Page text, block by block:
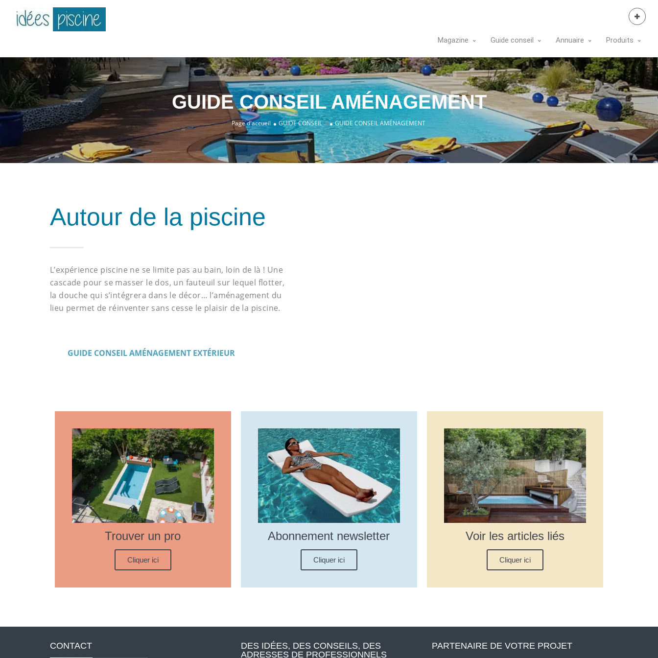
Magazine Guide conseil Annuaire Produits
GUIDE CONSEIL AMÉNAGEMENT
Page d'accueil GUIDE CONSEIL» GUIDE CONSEIL AMÉNAGEMENT
Autour de la piscine
L’expérience piscine ne se limite pas au bain, loin de là ! Une
cascade pour se masser le dos, un fauteuil sur lequel flotter,
la douche qui s’intégrera dans le décor… l’aménagement du
lieu permet de réinventer sans cesse le plaisir de la piscine.
GUIDE CONSEIL AMÉNAGEMENT EXTÉRIEUR
Trouver un pro
Cliquer ici
Abonnement newsletter
Cliquer ici
Voir les articles liés
Cliquer ici
CONTACT
DES IDÉES, DES CONSEILS, DES
ADRESSES DE PROFESSIONNELS
PARTENAIRE DE VOTRE PROJET